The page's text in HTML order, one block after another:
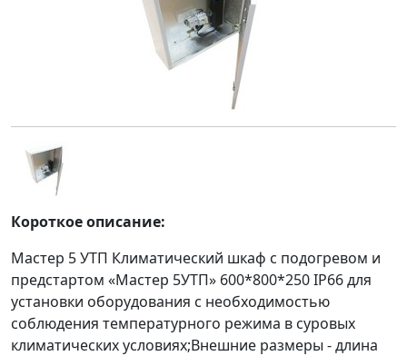
Короткое описание:
Мастер 5 УТП Климатический шкаф с подогревом и
предстартом «Мастер 5УTП» 600*800*250 IP66 для
установки оборудования с необходимостью
соблюдения температурного режима в суровых
климатических условиях;Внешние размеры - длина